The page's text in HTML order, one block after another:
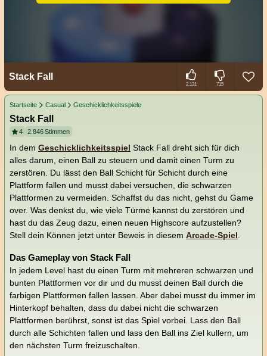
Stack Fall
2.131 715
Startseite Casual Geschicklichkeitsspiele
Stack Fall
4 2.846Stimmen
In dem Geschicklichkeitsspiel Stack Fall dreht sich für dich
alles darum, einen Ball zu steuern und damit einen Turm zu
zerstören. Du lässt den Ball Schicht für Schicht durch eine
Plattform fallen und musst dabei versuchen, die schwarzen
Plattformen zu vermeiden. Schaffst du das nicht, gehst du Game
over. Was denkst du, wie viele Türme kannst du zerstören und
hast du das Zeug dazu, einen neuen Highscore aufzustellen?
Stell dein Können jetzt unter Beweis in diesem Arcade-Spiel.
Das Gameplay von Stack Fall
In jedem Level hast du einen Turm mit mehreren schwarzen und
bunten Plattformen vor dir und du musst deinen Ball durch die
farbigen Plattformen fallen lassen. Aber dabei musst du immer im
Hinterkopf behalten, dass du dabei nicht die schwarzen
Plattformen berührst, sonst ist das Spiel vorbei. Lass den Ball
durch alle Schichten fallen und lass den Ball ins Ziel kullern, um
den nächsten Turm freizuschalten.